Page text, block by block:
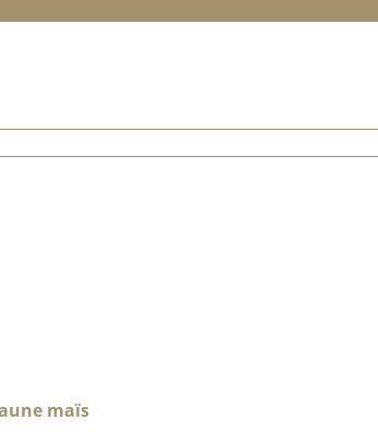
maïs